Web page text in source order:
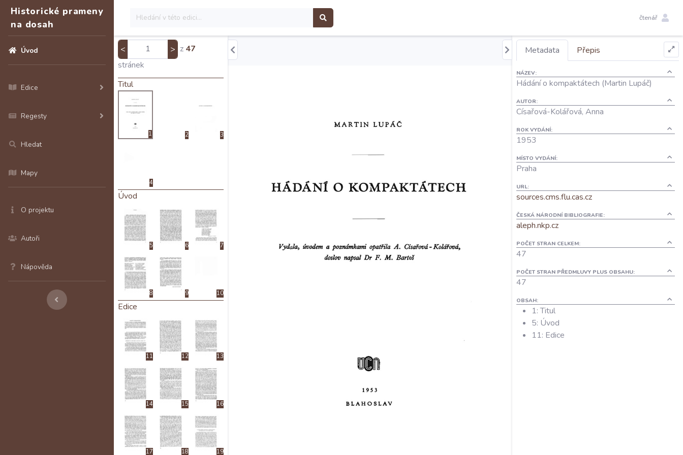
Historické prameny
na dosah
Úvod
Edice
Regesty
Hledat
Mapy
O projektu
Autoři
Nápověda
čtenář
< > z 47
stránek
Titul
1 2 3
4
Úvod
5 6 7
8 9 10
Edice
11 12 13
14 15 16
17 18 19
Metadata Přepis
NÁZEV:
Hádání o kompaktátech (Martin Lupáč)
AUTOR:
Císařová-Kolářová, Anna
ROK VYDÁNÍ:
1953
MÍSTO VYDÁNÍ:
Praha
URL:
sources.cms.flu.cas.cz
ČESKÁ NÁRODNÍ BIBLIOGRAFIE:
aleph.nkp.cz
POČET STRAN CELKEM:
47
POČET STRAN PŘEDMLUVY PLUS OBSAHU:
47
OBSAH:
1: Titul
5: Úvod
11: Edice